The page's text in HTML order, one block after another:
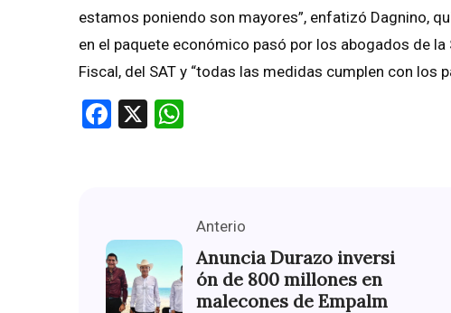
estamos poniendo son mayores”, enfatizó Dagnino,
en el paquete económico pasó por los abogados de
Fiscal, del SAT y “todas las medidas cumplen con los
Facebook
X
Anterio
Anuncia Durazo inversi
ón de 800 millones en
malecones de Empalm